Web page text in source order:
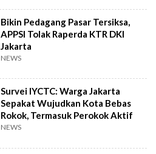
Bikin Pedagang Pasar Tersiksa,
APPSI Tolak Raperda KTR DKI
Jakarta
NEWS
Survei IYCTC: Warga Jakarta
Sepakat Wujudkan Kota Bebas
Rokok, Termasuk Perokok Aktif
NEWS